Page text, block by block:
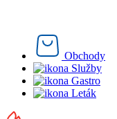
Obchody
Služby
Gastro
Leták